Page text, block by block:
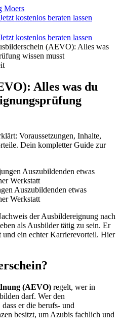
Jetzt kostenlos beraten lassen
Jetzt kostenlos beraten lassen
(AEVO): Alles was
wissen musst
Alles was du
Voraussetzungen, Inhalte,
Dein kompletter Guide zur
Auszubildenden etwas
Werkstatt
der Ausbildereignung nach
als Ausbilder tätig zu sein. Er
ein echter Karrierevorteil. Hier
(AEVO) regelt, wer in
darf. Wer den
er die berufs- und
besitzt, um Azubis fachlich und